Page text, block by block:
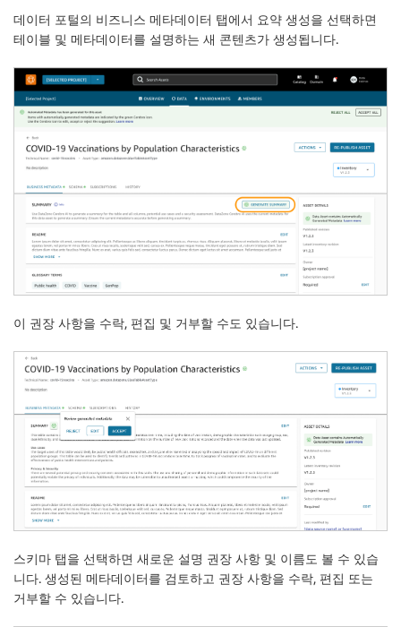
데이터 포털의 비즈니스 메타데이터 탭에서 요약 생성을 선택하면
테이블 및 메타데이터를 설명하는 새 콘텐츠가 생성됩니다.
이 권장 사항을 수락, 편집 및 거부할 수도 있습니다.
스키마 탭을 선택하면 새로운 설명 권장 사항 및 이름도 볼 수 있습
니다. 생성된 메타데이터를 검토하고 권장 사항을 수락, 편집 또는
거부할 수 있습니다.